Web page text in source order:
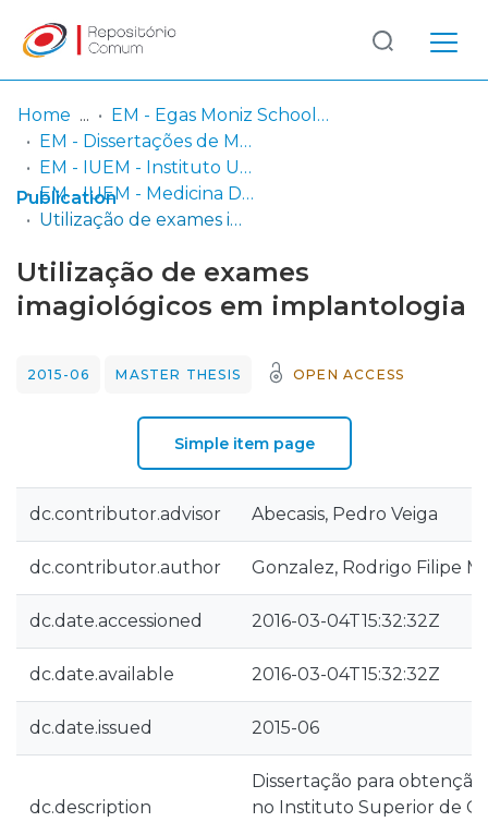
Communities
& Collections
Browse repository
Log
In
(current)
Home
EM - Egas Moniz School of Health & Science
EM - Dissertações de Mestrado
EM - IUEM - Instituto Universitário Egas Moniz
EM - IUEM - Medicina Dentária
Utilização de exames imagiológicos em implantologia
Publication
Utilização de exames
imagiológicos em implantologia
2015-06 MASTER THESIS OPEN ACCESS
Simple item page
dc.contributor.advisor Abecasis, Pedro Veiga
dc.contributor.author Gonzalez, Rodrigo Filipe
dc.date.accessioned 2016-03-04T15:32:32Z
dc.date.available 2016-03-04T15:32:32Z
dc.date.issued 2015-06
dc.description
Dissertação para
no Instituto Superior de